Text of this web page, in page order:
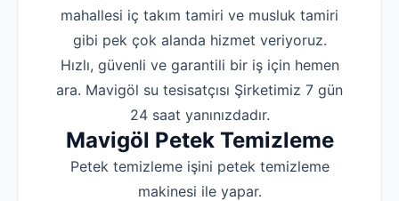
mahallesi iç takım tamiri ve musluk tamiri
gibi pek çok alanda hizmet veriyoruz.
Hızlı, güvenli ve garantili bir iş için hemen
ara. Mavigöl su tesisatçısı Şirketimiz 7 gün
24 saat yanınızdadır.
Mavigöl Petek Temizleme
Petek temizleme işini petek temizleme
makinesi ile yapar.